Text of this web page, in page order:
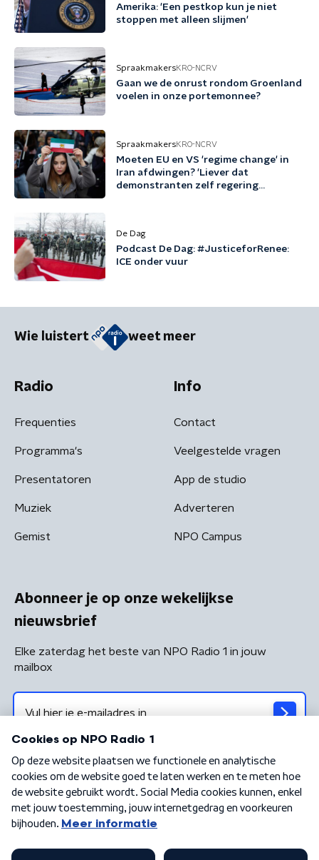
Amerika: 'Een pestkop kun je niet
stoppen met alleen slijmen'
SpraakmakersKRO-NCRV
Gaan we de onrust rondom Groenland
voelen in onze portemonnee?
SpraakmakersKRO-NCRV
Moeten EU en VS 'regime change' in
Iran afdwingen? 'Liever dat
demonstranten zelf regering
De Dag
Podcast De Dag: #JusticeforRenee:
ICE onder vuur
Wie luistert weet meer
Radio
Frequenties
Programma's
Presentatoren
Muziek
Gemist
Info
Contact
Veelgestelde vragen
App de studio
Adverteren
NPO Campus
Abonneer je op onze wekelijkse
nieuwsbrief
Elke zaterdag het beste van NPO Radio 1 in jouw
mailbox
Algemene voorwaarden